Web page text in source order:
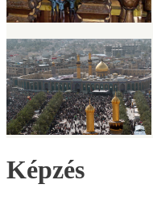
Képzés